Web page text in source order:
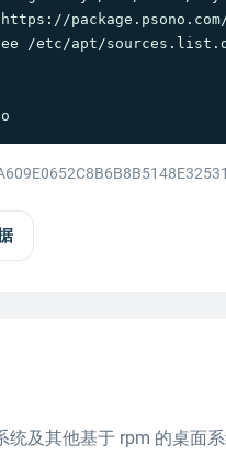
/etc/apt/
统及其他基于 rpm 的桌面